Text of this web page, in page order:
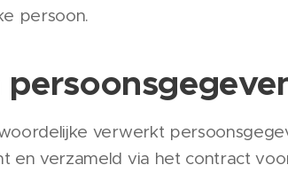
persoon.
verwerkt
en verzameld via het contract